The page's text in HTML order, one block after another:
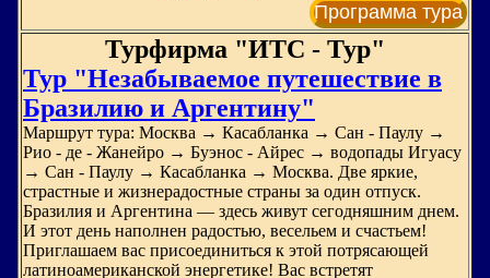
Программа тура
Турфирма "ИТС - Тур"
Тур "Незабываемое путешествие в
Бразилию и Аргентину"
Маршрут тура: Москва → Касабланка → Сан - Паулу →
Рио - де - Жанейро → Буэнос - Айрес → водопады Игуасу
→ Сан - Паулу → Касабланка → Москва. Две яркие,
страстные и жизнерадостные страны за один отпуск.
Бразилия и Аргентина — здесь живут сегодняшним днем.
И этот день наполнен радостью, весельем и счастьем!
Приглашаем вас присоединиться к этой потрясающей
латиноамериканской энергетике! Вас встретят